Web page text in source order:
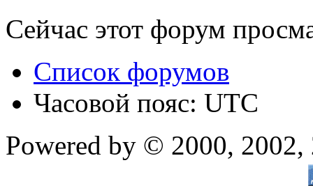
Сейчас этот форум
Список форумов
Часовой пояс: UTC
Powered by © 2000,